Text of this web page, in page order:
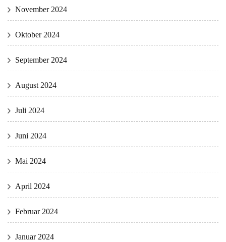
November 2024
Oktober 2024
September 2024
August 2024
Juli 2024
Juni 2024
Mai 2024
April 2024
Februar 2024
Januar 2024